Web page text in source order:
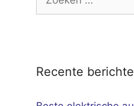
Recente